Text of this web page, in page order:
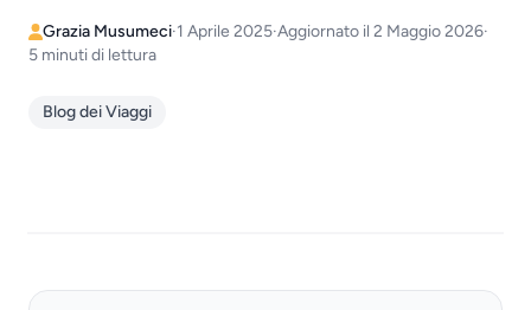
Grazia Musumeci·1 Aprile 2025·Aggiornato il 2 Maggio 2026·
5 minuti di lettura
Blog dei Viaggi